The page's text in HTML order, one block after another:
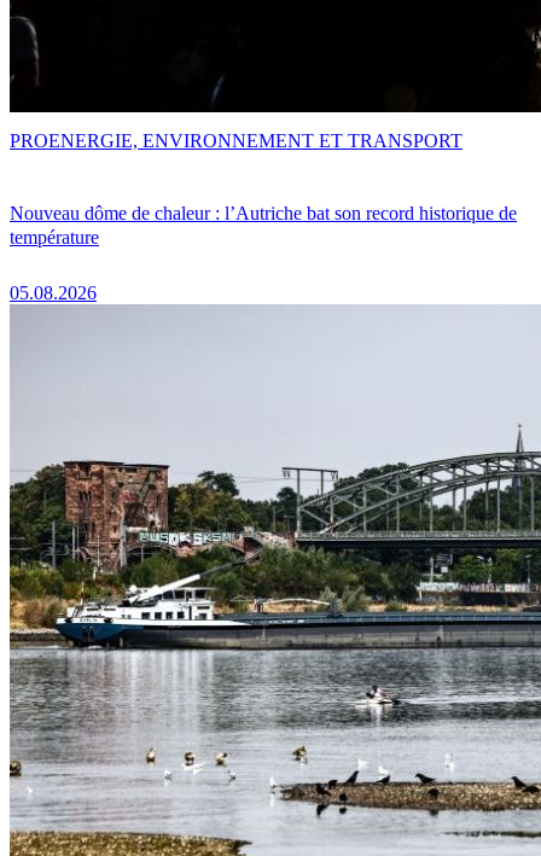
Nouveau dôme de chaleur : l’Autriche bat son record historique de
température
05.08.2026
PROENERGIE, ENVIRONNEMENT ET TRANSPORT